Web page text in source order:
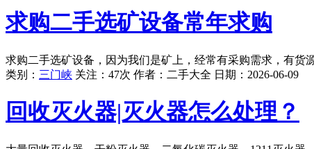
求购二手选矿设备常年求购
求购二手选矿设备，因为我们是矿上，经常有采购需求，有货
类别： 三门峡 关注：47次 作者： 二手大全 日期： 2026-06-09
回收灭火器|灭火器怎么处理？